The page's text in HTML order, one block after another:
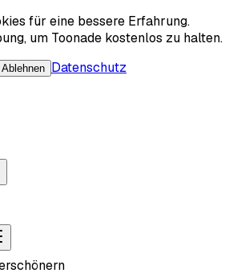
für eine bessere Erfahrung.
um Toonade kostenlos zu halten.
Ablehnen Datenschutz